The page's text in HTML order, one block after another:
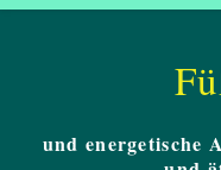
und energetische Anwendung von Stimmgabeln